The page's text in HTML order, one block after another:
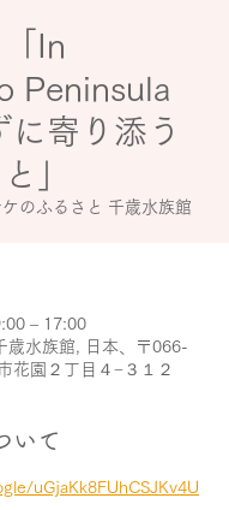
In
Peninsula
に寄り添う
」
ケのふるさと 千歳水族館
– 17:00
歳水族館, 日本、〒066-
花園２丁目４−３１２
いて
uGjaKk8FUhCSJKv4U